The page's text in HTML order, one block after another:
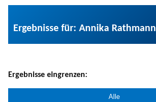
Ergebnisse für: Annika Rathmann
Ergebnisse eingrenzen:
Alle